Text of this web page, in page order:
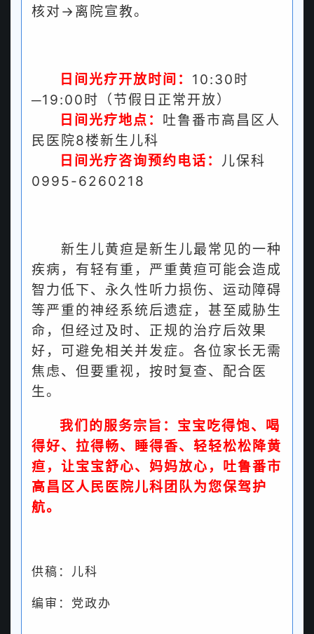
核对→离院宣教。
日间光疗开放时间： 10:30时
─19:00时（节假日正常开放）
日间光疗地点： 吐鲁番市高昌区人
民医院8楼新生儿科
日间光疗咨询预约电话： 儿保科
0995-6260218
新生儿黄疸是新生儿最常见的一种
疾病，有轻有重，严重黄疸可能会造成
智力低下、永久性听力损伤、运动障碍
等严重的神经系统后遗症，甚至威胁生
命，但经过及时、正规的治疗后效果
好，可避免相关并发症。各位家长无需
焦虑、但要重视，按时复查、配合医
生。
我们的服务宗旨： 宝宝吃得饱、喝
得好、拉得畅、睡得香、轻轻松松降黄
疸，让宝宝舒心、妈妈放心，吐鲁番市
高昌区人民医院儿科团队为您保驾护
航。
供稿：儿科
编审：党政办